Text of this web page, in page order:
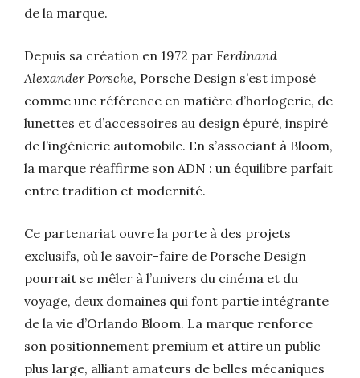
de la marque.
Depuis sa création en 1972 par Ferdinand
Alexander Porsche, Porsche Design s’est imposé
comme une référence en matière d’horlogerie, de
lunettes et d’accessoires au design épuré, inspiré
de l’ingénierie automobile. En s’associant à Bloom,
la marque réaffirme son ADN : un équilibre parfait
entre tradition et modernité.
Ce partenariat ouvre la porte à des projets
exclusifs, où le savoir-faire de Porsche Design
pourrait se mêler à l’univers du cinéma et du
voyage, deux domaines qui font partie intégrante
de la vie d’Orlando Bloom. La marque renforce
son positionnement premium et attire un public
plus large, alliant amateurs de belles mécaniques